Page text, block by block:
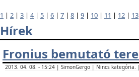
1 | 2 | 3 | 4| 5 | 6 | 7 | 8 | 9 | 10 | 11 | 12 | 13
Hírek
Fronius bemutató
2013. 04. 08. - 15:24 | SimonGergo | Nincs kategória. |